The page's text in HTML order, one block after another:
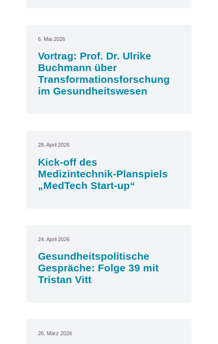
6. Mai 2026
Vortrag: Prof. Dr. Ulrike
Buchmann über
Transformationsforschung
im Gesundheitswesen
28. April 2026
Kick-off des
Medizintechnik-Planspiels
„MedTech Start-up“
24. April 2026
Gesundheitspolitische
Gespräche: Folge 39 mit
Tristan Vitt
26. März 2026